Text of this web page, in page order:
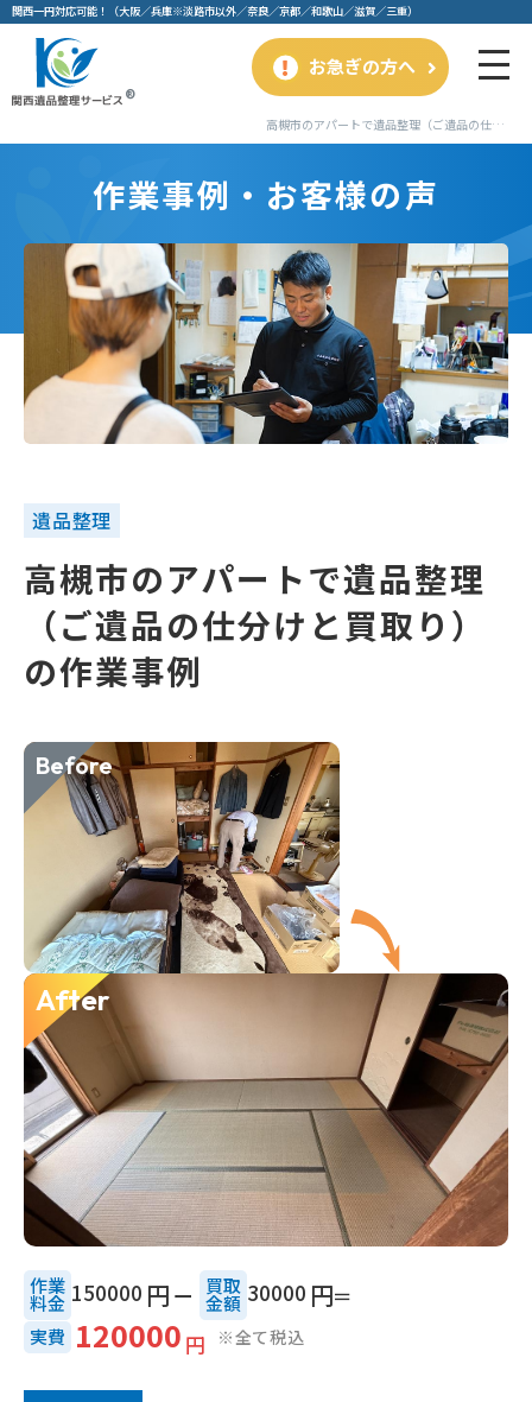
関⻄⼀円対応可能！（⼤阪／兵庫※淡路市以外／奈良／京都／和歌⼭／滋賀／三重）
お急ぎの方へ
高槻市のアパートで遺品整理（ご遺品の仕分けと買取り）業者を利用されたお客様の事例｜作業事例・お客様の声｜関西遺品整理サービス
作業事例・お客様の声
遺品整理
高槻市のアパートで遺品整理
（ご遺品の仕分けと買取り）
の作業事例
Before
After
作業
料金 150000 円 買取
⾦額 30000 円
実費 120000 円 ※全て税込